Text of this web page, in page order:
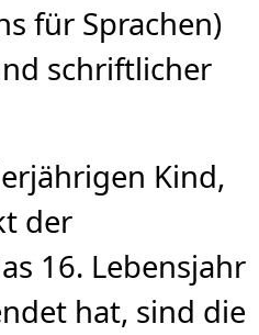
für Sprachen)
schriftlicher
Kind,
der
16. Lebensjahr
hat, sind die